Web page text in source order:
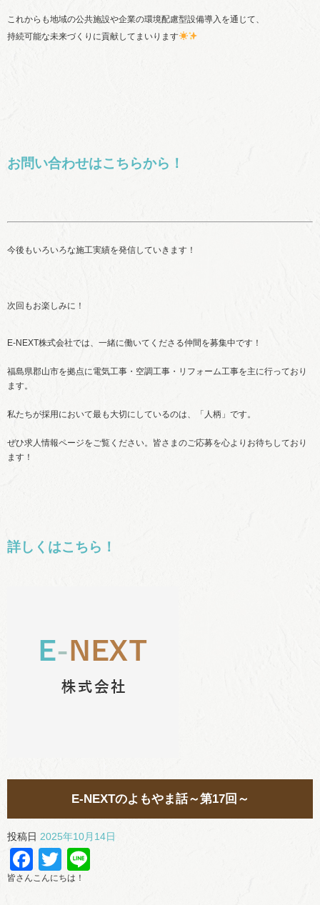
これからも地域の公共施設や企業の環境配慮型設備導入を通じて、
持続可能な未来づくりに貢献してまいります
お問い合わせはこちらから！
今後もいろいろな施工実績を発信していきます！
次回もお楽しみに！
E-NEXT株式会社では、一緒に働いてくださる仲間を募集中です！
福島県郡山市を拠点に電気工事・空調工事・リフォーム工事を主に行っており
ます。
私たちが採用において最も大切にしているのは、「人柄」です。
ぜひ求人情報ページをご覧ください。皆さまのご応募を心よりお待ちしており
ます！
詳しくはこちら！
E-NEXTのよもやま話～第17回～
投稿日 2025年10月14日
Facebook
Twitter
皆さんこんにちは！